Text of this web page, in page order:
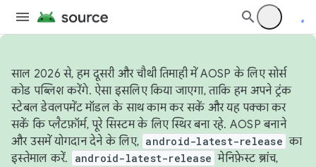
साल 2026 से, हम दूसरी और चौथी तिमाही में AOSP के लिए सोर्स
कोड पब्लिश करेंगे. ऐसा इसलिए किया जाएगा, ताकि हम अपने ट्रंक
स्टेबल डेवलपमेंट मॉडल के साथ काम कर सकें और यह पक्का कर
सकें कि प्लैटफ़ॉर्म, पूरे सिस्टम के लिए स्थिर बना रहे. AOSP बनाने
और उसमें योगदान देने के लिए, android-latest-release का
इस्तेमाल करें.
android-latest-release मेनिफ़ेस्ट ब्रांच,